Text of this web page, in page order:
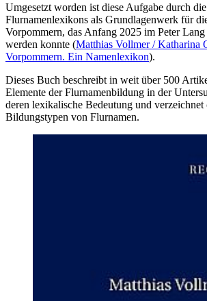
Umgesetzt worden ist diese Aufgabe durch
Flurnamenlexikons als Grundlagenwerk für
Vorpommern, das Anfang 2025 im Peter
werden konnte (Matthias Vollmer / Katharina
Vorpommern. Ein Namenlexikon).
Dieses Buch beschreibt in weit über 500
Elemente der Flurnamenbildung in der
deren lexikalische Bedeutung und verzeichnet
Bildungstypen von Flurnamen.